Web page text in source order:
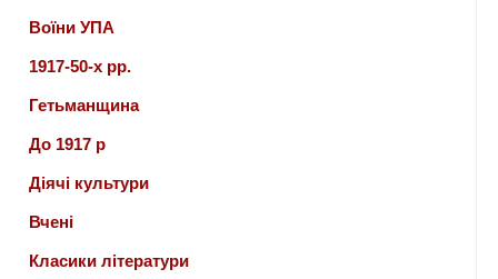
Воїни УПА
1917-50-х рр.
Гетьманщина
До 1917 р
Діячі культури
Вчені
Класики літератури